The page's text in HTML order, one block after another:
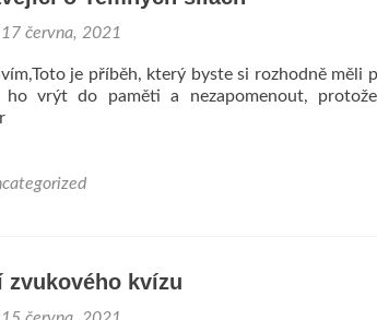
17 června, 2021
je příběh, který byste si rozhodně měli
ho vrýt do paměti a nezapomenout,
zvukového kvízu